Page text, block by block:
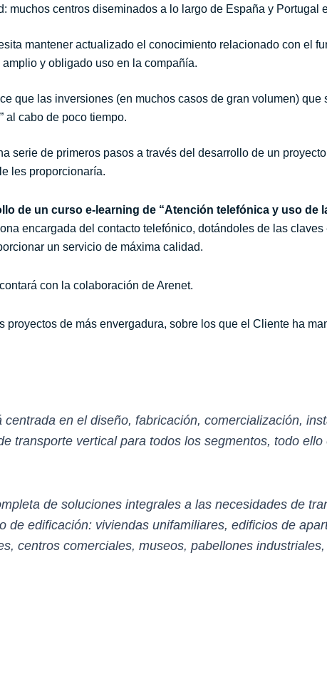
muchos centros diseminados a lo largo de España y Portugal
mantener actualizado el conocimiento relacionado con el
y obligado uso en la compañía.
que las inversiones (en muchos casos de gran volumen)
al cabo de poco tiempo.
serie de primeros pasos a través del desarrollo de un
les proporcionaría.
de un curso e-learning de “Atención telefónica y uso de
encargada del contacto telefónico, dotándoles de las
un servicio de máxima calidad.
con la colaboración de Arenet.
proyectos de más envergadura, sobre los que el Cliente ha
centrada en el diseño, fabricación, comercialización,
transporte vertical para todos los segmentos, todo
de soluciones integrales a las necesidades de
de edificación: viviendas unifamiliares, edificios de
centros comerciales, museos, pabellones industriales,